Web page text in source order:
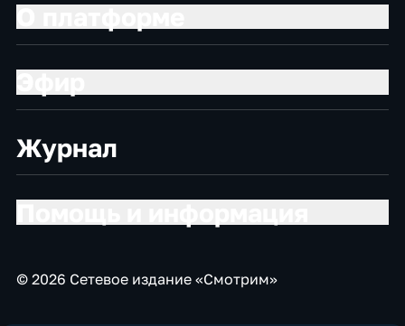
Журнал
© 2026 Сетевое издание «Смотрим»